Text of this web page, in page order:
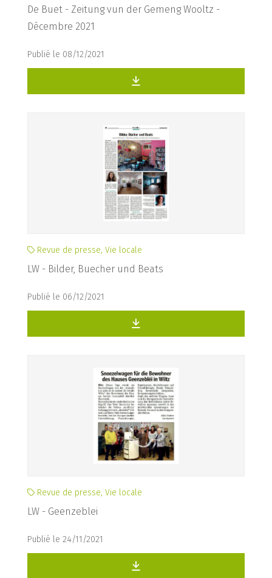
De Buet - Zeitung vun der Gemeng Wooltz -
Décembre 2021
Publié le 08/12/2021
Revue de presse, Vie locale
LW - Bilder, Buecher und Beats
Publié le 06/12/2021
Revue de presse, Vie locale
LW - Geenzeblei
Publié le 24/11/2021